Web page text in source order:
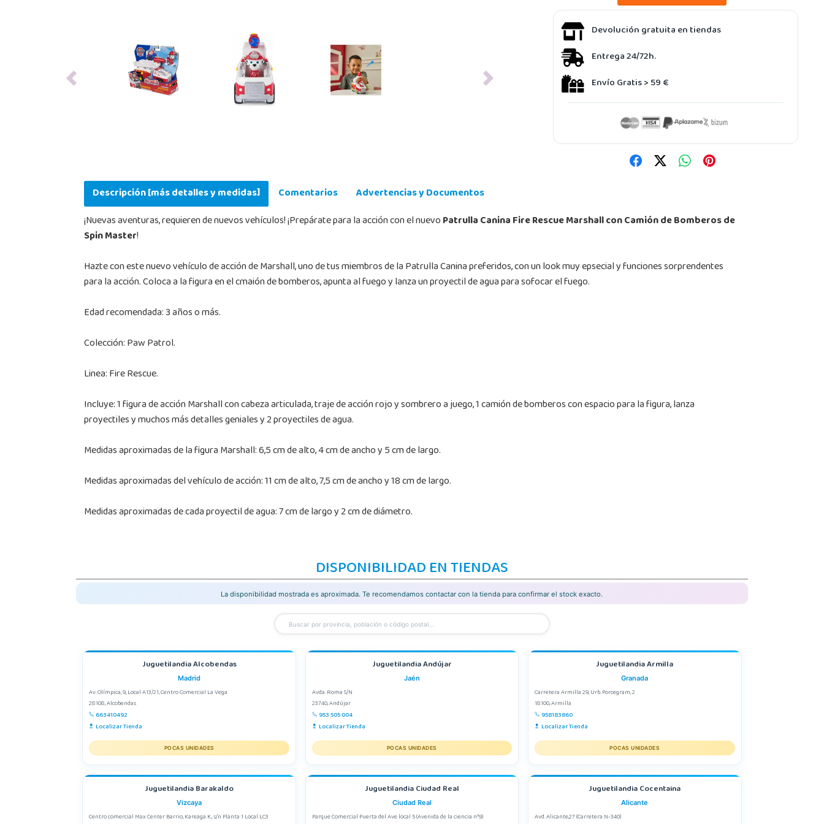
Previous Next
Devolución gratuita en tiendas
Entrega 24/72h.
Envío Gratis > 59 €
Descripción [más detalles y medidas] Comentarios
Advertencias y Documentos
¡Nuevas aventuras, requieren de nuevos vehículos! ¡Prepárate para la acción con el nuevoPatrulla Canina Fire Rescue Marshall con Camión de Bomberos de
Spin Master!
Hazte con este nuevo vehículo de acción de Marshall, uno de tus miembros de la Patrulla Canina preferidos, con un look muy epsecial y funciones sorprendentes
para la acción. Coloca a la figura en el cmaión de bomberos, apunta al fuego y lanza un proyectil de agua para sofocar el fuego.
Edad recomendada: 3 años o más.
Colección: Paw Patrol.
Linea: Fire Rescue.
Incluye: 1 figura de acción Marshall con cabeza articulada, traje de acción rojo y sombrero a juego, 1 camión de bomberos con espacio para la figura, lanza
proyectiles y muchos más detalles geniales y 2 proyectiles de agua.
Medidas aproximadas de la figura Marshall: 6,5 cm de alto, 4 cm de ancho y 5 cm de largo.
Medidas aproximadas del vehículo de acción: 11 cm de alto, 7,5 cm de ancho y 18 cm de largo.
Medidas aproximadas de cada proyectil de agua: 7 cm de largo y 2 cm de diámetro.
DISPONIBILIDAD EN TIENDAS
La disponibilidad mostrada es aproximada. Te recomendamos contactar con la tienda para confirmar el stock exacto.
Juguetilandia Alcobendas
Madrid
Av. Olímpica, 9, Local A13/21, Centro Comercial La Vega
28108, Alcobendas
663410492
Localizar Tienda
POCAS UNIDADES
Juguetilandia Andújar
Jaén
Avda. Roma S/N
23740, Andújar
953 505 004
Localizar Tienda
POCAS UNIDADES
Juguetilandia Armilla
Granada
Carretera Armilla 29, Urb. Porcegram, 2
18100, Armilla
958183860
Localizar Tienda
POCAS UNIDADES
Juguetilandia Barakaldo
Vizcaya
Centro comercial Max Center Barrio, Kareaga K., s/n Planta 1 Local LC3
Juguetilandia Ciudad Real
Ciudad Real
Parque Comercial Puerta del Ave local 5 (Avenida de la ciencia nº9)
Juguetilandia Cocentaina
Alicante
Avd. Alicante,27 (Carretera N-340)